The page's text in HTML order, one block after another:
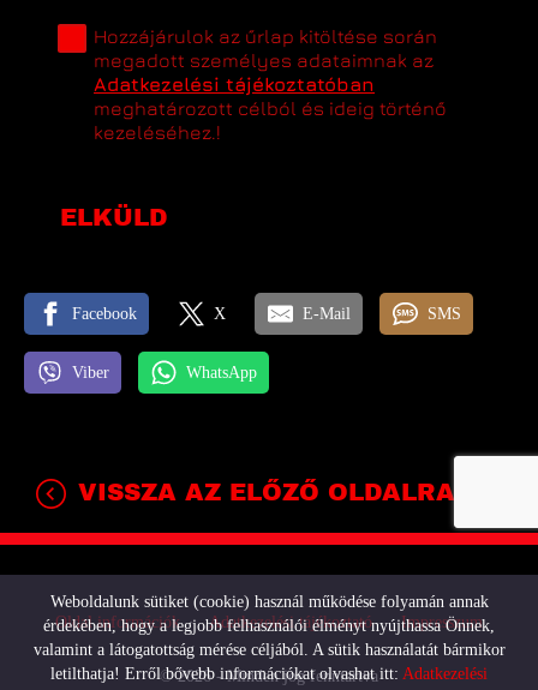
Hozzájárulok az űrlap kitöltése során
megadott személyes adataimnak az
Adatkezelési tájékoztatóban
meghatározott célból és ideig történő
kezeléséhez.!
ELKÜLD
Facebook X E-Mail SMS
Viber WhatsApp
VISSZA AZ ELŐZŐ OLDALRA!
© 2026 - Minden jog fenntartva
Oldal információk Adatkezelési tájékoztató Impresszum
Weboldalunk sütiket (cookie) használ működése folyamán annak
érdekében, hogy a legjobb felhasználói élményt nyújthassa Önnek,
valamint a látogatottság mérése céljából. A sütik használatát bármikor
letilthatja! Erről bővebb információkat olvashat itt: Adatkezelési